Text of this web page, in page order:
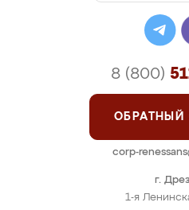
г.
1-я
8 (800)
ОБРАТНЫЙ
corp-